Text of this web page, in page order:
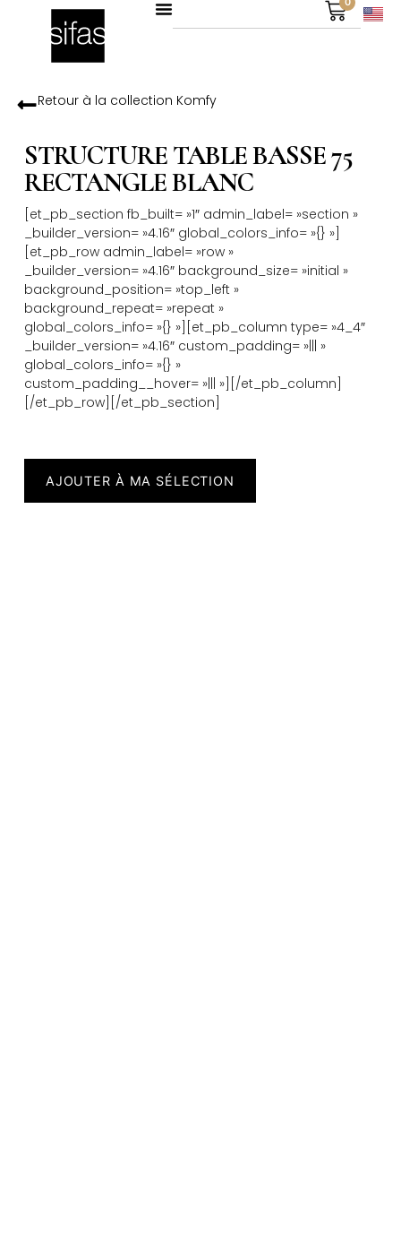
Retour à la collection Komfy
STRUCTURE TABLE BASSE 75
RECTANGLE BLANC
[et_pb_section fb_built= »1″ admin_label= »section »
_builder_version= »4.16″ global_colors_info= »{} »]
[et_pb_row admin_label= »row »
_builder_version= »4.16″ background_size= »initial »
background_position= »top_left »
background_repeat= »repeat »
global_colors_info= »{} »][et_pb_column type= »4_4″
_builder_version= »4.16″ custom_padding= »||| »
global_colors_info= »{} »
custom_padding__hover= »||| »][/et_pb_column]
[/et_pb_row][/et_pb_section]
AJOUTER À MA SÉLECTION